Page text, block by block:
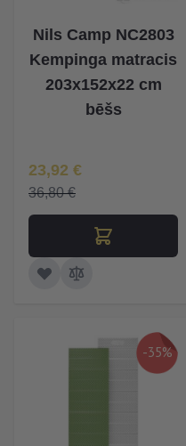
Nils Camp NC2803
Kempinga matracis
203x152x22 cm
bēšs
Īpaša Cena
23,92 €
36,80 €
-35%